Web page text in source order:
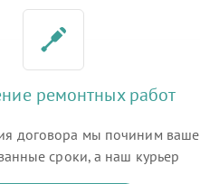
ремонтных работ
договора мы починим ваше
сроки, а наш курьер